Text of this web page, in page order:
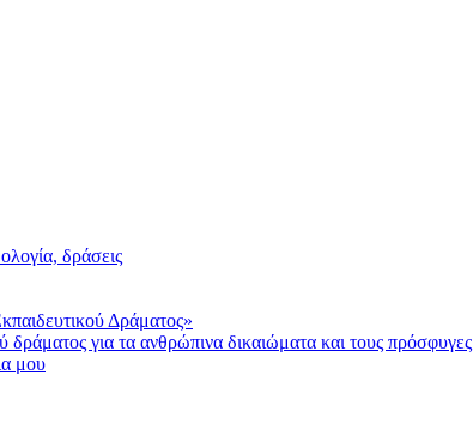
δράσεις
Δράματος»
δράματος για τα ανθρώπινα δικαιώματα και τους πρόσφυγες
μου